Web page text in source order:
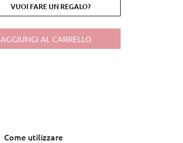
VUOI FARE UN REGALO?
AGGIUNGI AL CARRELLO
Come utilizzare